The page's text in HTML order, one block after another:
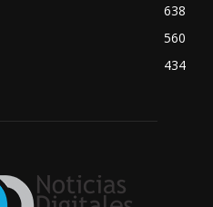
638
560
434